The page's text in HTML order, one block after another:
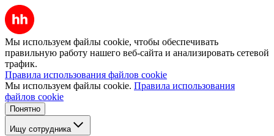
Мы используем файлы cookie, чтобы обеспечивать
правильную работу нашего веб-сайта и анализировать сетевой
трафик.
Правила использования файлов cookie
Мы используем файлы cookie. Правила использования
файлов cookie
Понятно
Ищу сотрудника